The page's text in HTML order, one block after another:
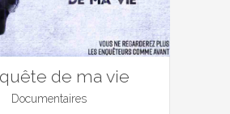
de ma vie
Documentaires